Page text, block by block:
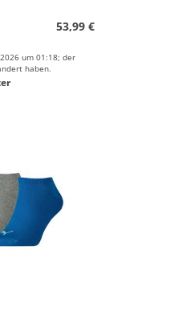
53,99 €
um 01:18; der
haben.